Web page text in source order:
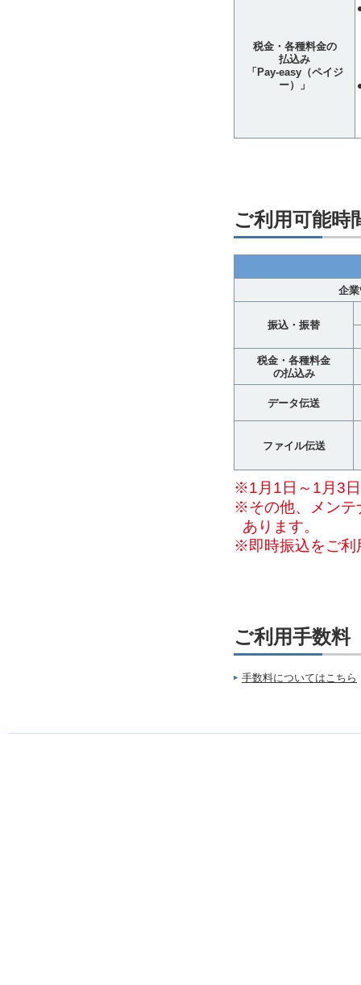
税金・各種料金の
払込み
「Pay-easy（ペイジ
ー）」
ご利用可能時
企
振込・振替
税金・各種料金
の払込み
データ伝送
ファイル伝送
※1月1日～1月3
※その他、メンテ
あります。
※即時振込をご利
ご利用手数料
手数料についてはこちら